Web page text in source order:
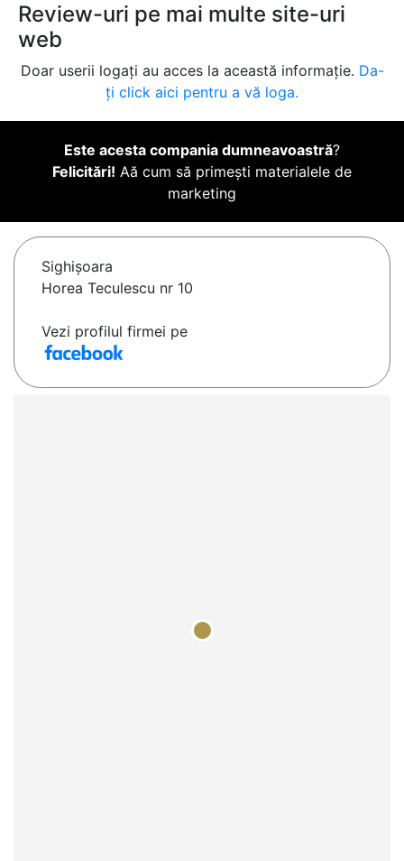
Review-uri pe mai multe site-uri
web
Doar userii logați au acces la această informație. Da-
ți click aici pentru a vă loga.
Este acesta compania dumneavoastră?
Felicitări! Aă cum să primești materialele de
marketing
Sighişoara
Horea Teculescu nr 10
Vezi profilul firmei pe